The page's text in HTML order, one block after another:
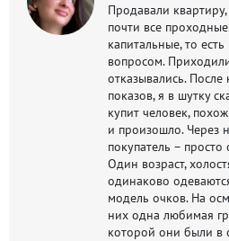
Продавали
почти все
капитальные, то
вопросом.
отказывались.
показов, я в шутку
купит человек,
и произошло. Через
покупатель –
Один возраст,
одинаково
модель очков. На
них одна любимая
которой они были в